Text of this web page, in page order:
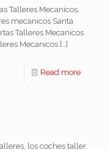
Talleres Mecanicos,
mecanicos Santa
Talleres Mecanicos
Mecanicos […]
Read more
los coches taller,